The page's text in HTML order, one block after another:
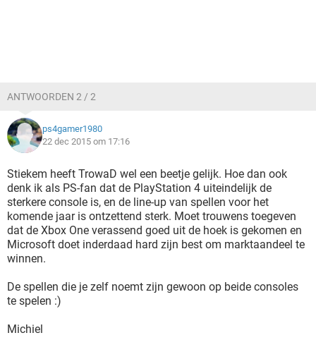
ANTWOORDEN 2 / 2
ps4gamer1980
22 dec 2015 om 17:16
Stiekem heeft TrowaD wel een beetje gelijk. Hoe dan ook
denk ik als PS-fan dat de PlayStation 4 uiteindelijk de
sterkere console is, en de line-up van spellen voor het
komende jaar is ontzettend sterk. Moet trouwens toegeven
dat de Xbox One verassend goed uit de hoek is gekomen en
Microsoft doet inderdaad hard zijn best om marktaandeel te
winnen.
De spellen die je zelf noemt zijn gewoon op beide consoles
te spelen :)
Michiel